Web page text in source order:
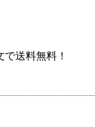
送料無料！